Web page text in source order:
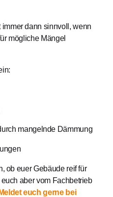
dann sinnvoll, wenn
mögliche Mängel
mangelnde Dämmung
ob euer Gebäude reif für
aber vom Fachbetrieb
Meldet euch gerne bei